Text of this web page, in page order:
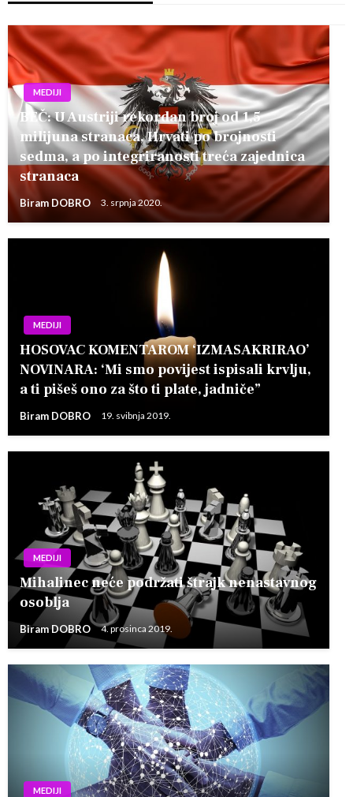
MEDIJI
BEČ: U Austriji rekordan broj od 1,5
milijuna stranaca, Hrvati po brojnosti
sedma, a po integriranosti treća zajednica
stranaca
Biram DOBRO 3. srpnja 2020.
MEDIJI
HOSOVAC KOMENTAROM ‘IZMASAKRIRAO’
NOVINARA: ‘Mi smo povijest ispisali krvlju,
a ti pišeš ono za što ti plate, jadniče”
Biram DOBRO 19. svibnja 2019.
MEDIJI
Mihalinec neće podržati štrajk nenastavnog
osoblja
Biram DOBRO 4. prosinca 2019.
MEDIJI